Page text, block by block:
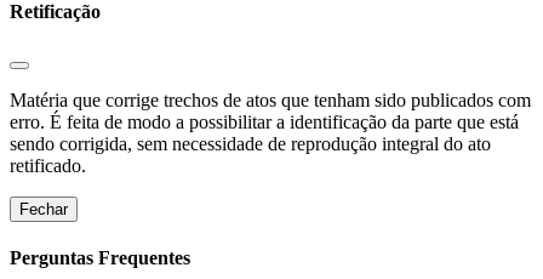
Retificação
Matéria que corrige trechos de atos que tenham sido publicados com
erro. É feita de modo a possibilitar a identificação da parte que está
sendo corrigida, sem necessidade de reprodução integral do ato
retificado.
Fechar
Perguntas Frequentes